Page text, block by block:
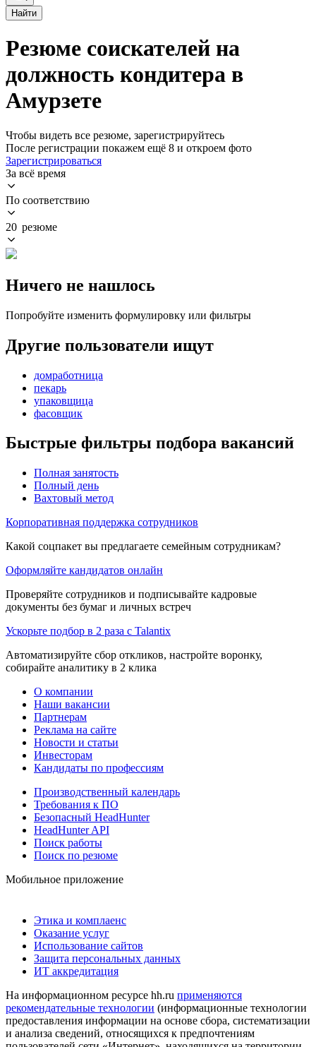
Найти
Резюме соискателей на
должность кондитера в
Амурзете
Чтобы видеть все резюме, зарегистрируйтесь
После регистрации покажем ещё 8 и откроем фото
Зарегистрироваться
За всё время
По соответствию
20 резюме
Ничего не нашлось
Попробуйте изменить формулировку или фильтры
Другие пользователи ищут
домработница
пекарь
упаковщица
фасовщик
Быстрые фильтры подбора вакансий
Полная занятость
Полный день
Вахтовый метод
Корпоративная поддержка сотрудников
Какой соцпакет вы предлагаете семейным сотрудникам?
Оформляйте кандидатов онлайн
Проверяйте сотрудников и подписывайте кадровые
документы без бумаг и личных встреч
Ускорьте подбор в 2 раза с Talantix
Автоматизируйте сбор откликов, настройте воронку,
собирайте аналитику в 2 клика
О компании
Наши вакансии
Партнерам
Реклама на сайте
Новости и статьи
Инвесторам
Кандидаты по профессиям
Производственный календарь
Требования к ПО
Безопасный HeadHunter
HeadHunter API
Поиск работы
Поиск по резюме
Мобильное приложение
Этика и комплаенс
Оказание услуг
Использование сайтов
Защита персональных данных
ИТ аккредитация
На информационном ресурсе hh.ru применяются
рекомендательные технологии (информационные технологии
предоставления информации на основе сбора, систематизации
и анализа сведений, относящихся к предпочтениям